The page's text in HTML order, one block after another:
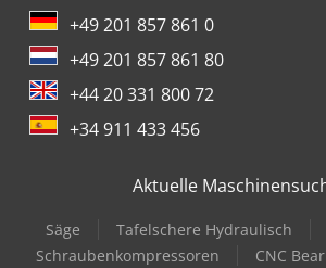
+49 201 857 861 0
+49 201 857 861 80
+44 20 331 800 72
+34 911 433 456
Aktuelle
Säge Tafelschere Hydraulisch
Schraubenkompressoren
CNC